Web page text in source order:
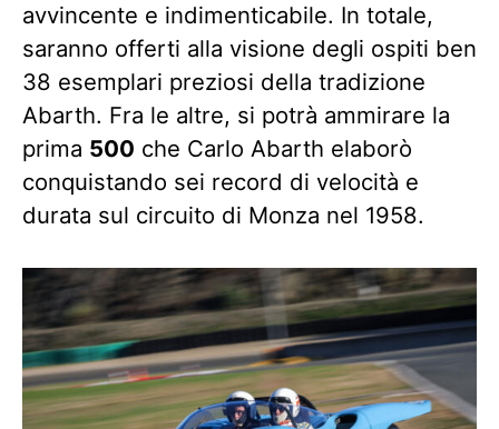
avvincente e indimenticabile. In totale,
saranno offerti alla visione degli ospiti ben
38 esemplari preziosi della tradizione
Abarth. Fra le altre, si potrà ammirare la
prima 500 che Carlo Abarth elaborò
conquistando sei record di velocità e
durata sul circuito di Monza nel 1958.